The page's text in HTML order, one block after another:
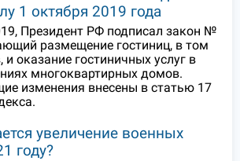
1 октября 2019 года
Президент РФ подписал закон №
размещение гостиниц, в том
и оказание гостиничных услуг в
многоквартирных домов.
изменения внесены в статью 17
увеличение военных
году?